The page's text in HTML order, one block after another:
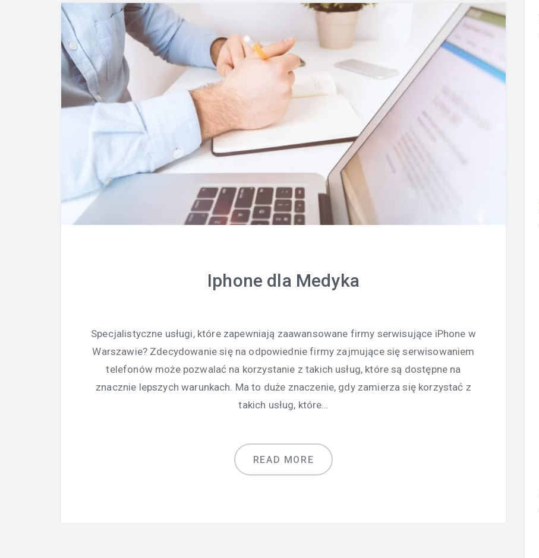
Iphone dla Medyka
Specjalistyczne usługi, które zapewniają zaawansowane firmy serwisujące iPhone w
Warszawie? Zdecydowanie się na odpowiednie firmy zajmujące się serwisowaniem
telefonów może pozwalać na korzystanie z takich usług, które są dostępne na
znacznie lepszych warunkach. Ma to duże znaczenie, gdy zamierza się korzystać z
takich usług, które…
READ MORE